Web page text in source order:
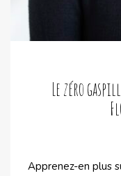
Le zéro
Apprenez-en plus